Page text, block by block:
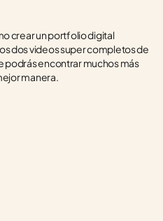
crear un portfolio digital
dos videos super completos de
podrás encontrar muchos más
manera.